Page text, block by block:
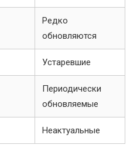
Редко
обновляются
Устаревшие
Периодически
обновляемые
Неактуальные